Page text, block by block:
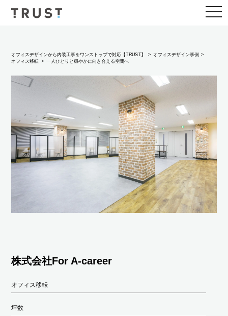
オフィスデザインから内装工事をワンストップで対応【TRUST】 オフィスデザイン事例
オフィス移転 一人ひとりと穏やかに向き合える空間へ
株式会社For A-career
オフィス移転
坪数